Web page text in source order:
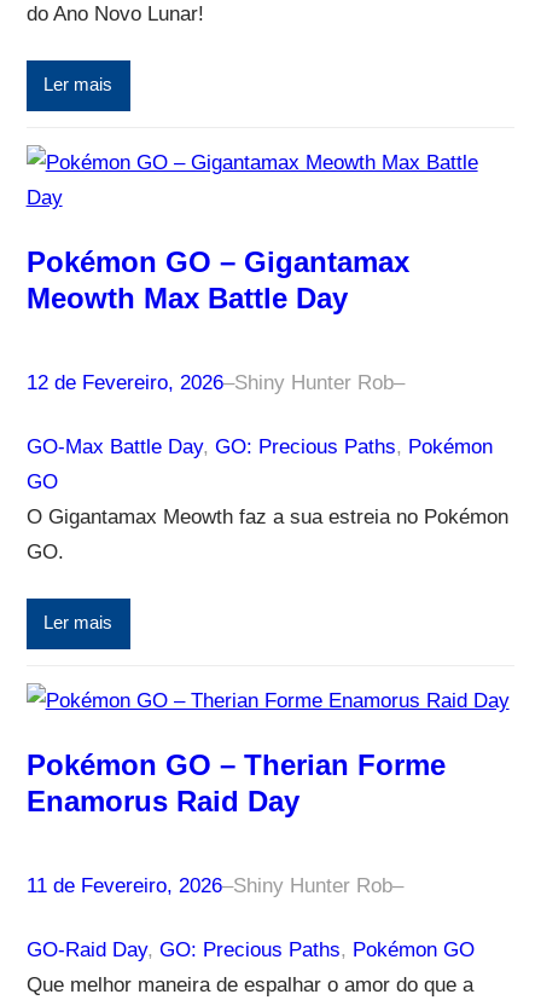
do Ano Novo Lunar!
Ler mais
Pokémon GO – Gigantamax
Meowth Max Battle Day
12 de Fevereiro, 2026–Shiny Hunter Rob–
GO-Max Battle Day, GO: Precious Paths, Pokémon
GO
O Gigantamax Meowth faz a sua estreia no Pokémon
GO.
Ler mais
Pokémon GO – Therian Forme
Enamorus Raid Day
11 de Fevereiro, 2026–Shiny Hunter Rob–
GO-Raid Day, GO: Precious Paths, Pokémon GO
Que melhor maneira de espalhar o amor do que a